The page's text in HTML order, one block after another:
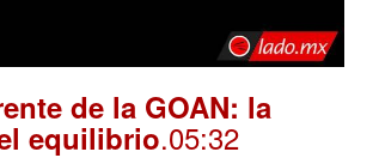
de la GOAN: la
equilibrio.05:32